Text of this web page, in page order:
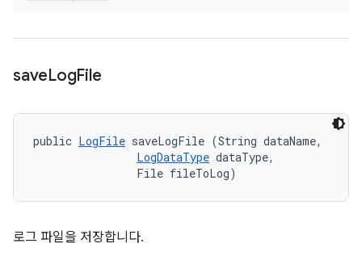
saveLogFile
public LogFile saveLogFile (String dataName,
LogDataType dataType,
                File fileToLog)
로그 파일을 저장합니다.